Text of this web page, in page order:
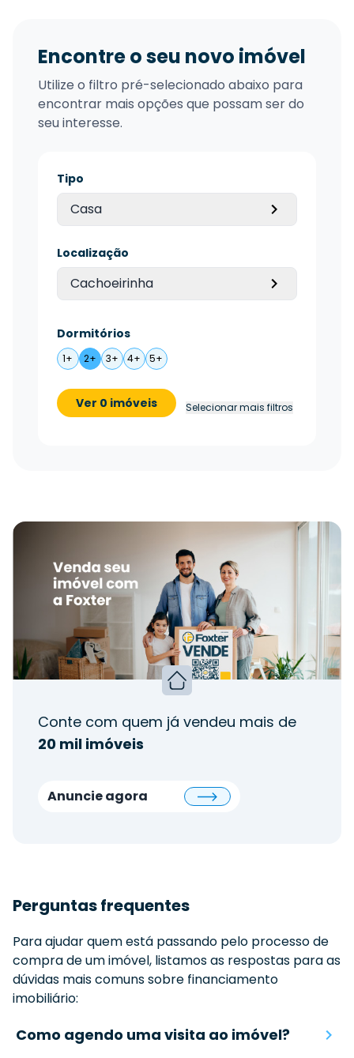
Encontre o seu novo imóvel
Utilize o filtro pré-selecionado abaixo para
encontrar mais opções que possam ser do
seu interesse.
Tipo
Casa
Localização
Cachoeirinha
Dormitórios
1+ 2+ 3+ 4+ 5+
Ver 0 imóveis Selecionar mais filtros
Conte com quem já vendeu mais de
20 mil imóveis
Anuncie agora
Perguntas frequentes
Para ajudar quem está passando pelo processo de
compra de um imóvel, listamos as respostas para as
dúvidas mais comuns sobre financiamento
imobiliário:
Como agendo uma visita ao imóvel?